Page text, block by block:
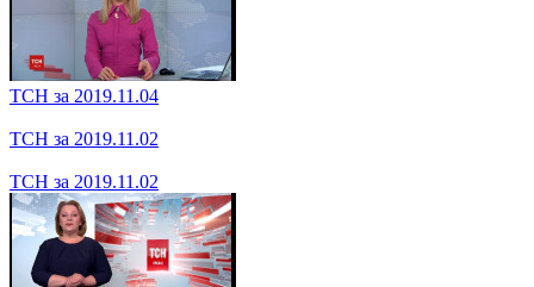
ТСН за 2019.11.06
ТСН за 2019.11.06